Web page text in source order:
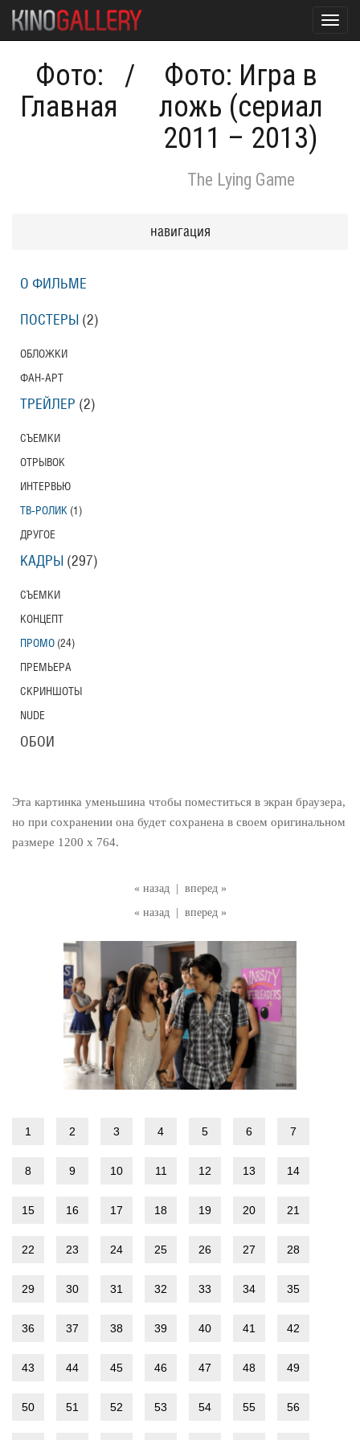
Фото:
Главная
/
Фото: Игра в
ложь (сериал
2011 – 2013)
The Lying Game
« назад
вперед »
« назад
вперед »
Эта картинка уменьшина чтобы поместиться в экран браузера,
но при сохранении она будет сохранена в своем оригинальном
размере 1200 x 764.
1 2 3 4 5 6 7
8 9 10 11 12 13 14
15 16 17 18 19 20 21
22 23 24 25 26 27 28
29 30 31 32 33 34 35
36 37 38 39 40 41 42
43 44 45 46 47 48 49
50 51 52 53 54 55 56
навигация
О ФИЛЬМЕ
ПОСТЕРЫ (2)
ОБЛОЖКИ
ФАН-АРТ
ТРЕЙЛЕР (2)
СЪЕМКИ
ОТРЫВОК
ИНТЕРВЬЮ
ТВ-РОЛИК (1)
ДРУГОЕ
КАДРЫ (297)
СЪЕМКИ
КОНЦЕПТ
ПРОМО (24)
ПРЕМЬЕРА
СКРИНШОТЫ
NUDE
ОБОИ